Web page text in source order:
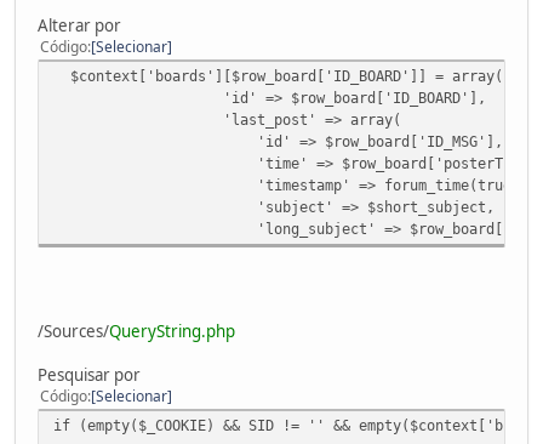
Alterar por
Código Selecionar
$context['boards'][$row_board['ID_BOARD']] = array(
'id' => $row_board['ID_BOARD'],
'last_post' => array(
'id' => $row_board['ID_MSG'],
'time' => $row_board['posterTime'] > 0 ?
'timestamp' => forum_time(true,
'subject' => $short_subject,
'long_subject' =>
/Sources/QueryString.php
Pesquisar por
Código Selecionar
if (empty($_COOKIE) && SID != '' &&